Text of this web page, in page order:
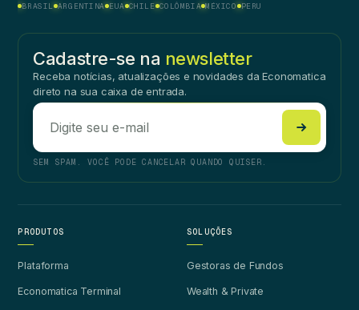
BRASIL ARGENTINA EUA CHILE COLÔMBIA MÉXICO PERU
Cadastre-se na newsletter
Receba notícias, atualizações e novidades da Economatica
direto na sua caixa de entrada.
SEM SPAM. VOCÊ PODE CANCELAR QUANDO QUISER.
PRODUTOS
Plataforma
Economatica Terminal
SOLUÇÕES
Gestoras de Fundos
Wealth & Private